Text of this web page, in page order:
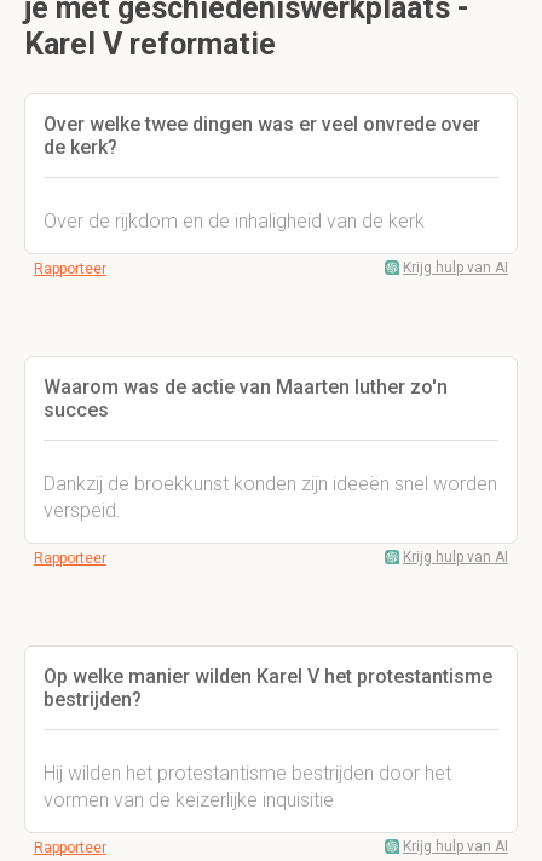
je met geschiedeniswerkplaats -
Karel V reformatie
Over welke twee dingen was er veel onvrede over
de kerk?
Over de rijkdom en de inhaligheid van de kerk
Rapporteer Krijg hulp van AI
Waarom was de actie van Maarten luther zo'n
succes
Dankzij de broekkunst konden zijn ideeën snel worden
verspeid.
Rapporteer Krijg hulp van AI
Op welke manier wilden Karel V het protestantisme
bestrijden?
Hij wilden het protestantisme bestrijden door het
vormen van de keizerlijke inquisitie
Rapporteer Krijg hulp van AI